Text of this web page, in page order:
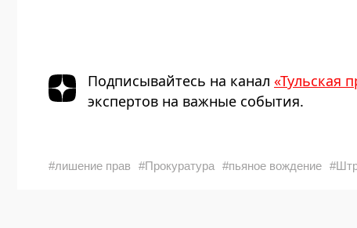
Подписывайтесь на канал «Тульская
экспертов на важные события.
#лишение прав #Прокуратура #пьяное вождение